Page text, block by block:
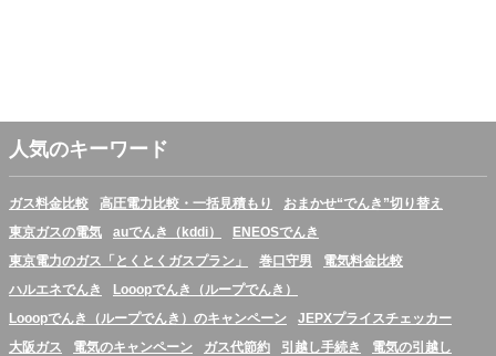
人気のキーワード
ガス料金比較 高圧電力比較・一括見積もり
おまかせ“でんき”切り替え
東京ガスの電気
auでんき（kddi）
ENEOSでんき
東京電力のガス「とくとくガスプラン」
巻口守男
電気料金比較
ハルエネでんき
Looopでんき（ループでんき）
Looopでんき（ループでんき）のキャンペーン
JEPXプライスチェッカー
大阪ガス
電気のキャンペーン ガス代節約 引越し手続き
電気の引越し